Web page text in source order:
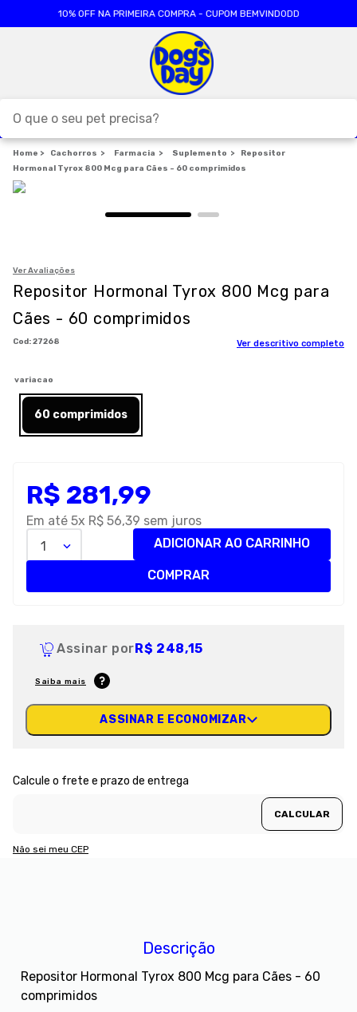
10% OFF NA PRIMEIRA COMPRA - CUPOM BEMVINDODD
Cachorros Farmacia Suplemento
Repositor
Hormonal Tyrox 800 Mcg para Cães - 60 comprimidos
Ver Avaliações
Repositor Hormonal Tyrox 800 Mcg para
Cães - 60 comprimidos
:27268 Ver descritivo completo
variacao
60 comprimidos
R$ 281,99
Em até 5x R$ 56,39 sem juros
1
ADICIONAR AO CARRINHO
COMPRAR
Assinar porR$ 248,15
Saiba mais
ASSINAR E ECONOMIZAR
Não sei meu CEP
Descrição
Repositor Hormonal Tyrox 800 Mcg para Cães - 60
comprimidos
TERMOS MAIS BUSCADOS
5º
formula natural
6º
areia
10º